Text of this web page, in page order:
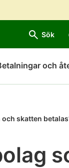
Sök
och
skatten